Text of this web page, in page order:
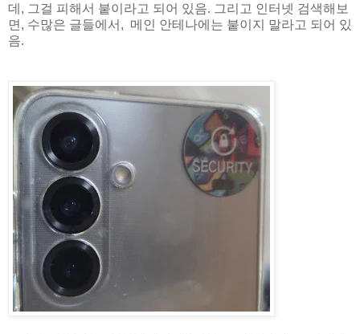
데, 그걸 피해서 붙이라고 되어 있음. 그리고 인터넷 검색해보
면, 수많은 글들에서, 메인 안테나에는 붙이지 말라고 되어 있
음.